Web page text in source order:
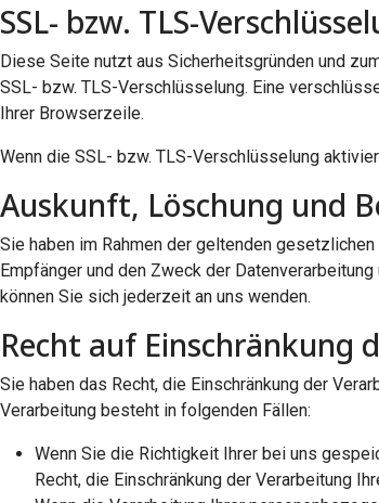
SSL- bzw. TLS-
Diese Seite nutzt aus Sicherheitsgründen und
SSL- bzw. TLS-Verschlüsselung. Eine
Ihrer Browserzeile.
Wenn die SSL- bzw. TLS-Verschlüsselung
Auskunft, Löschung und
Sie haben im Rahmen der geltenden
Empfänger und den Zweck der
können Sie sich jederzeit an uns wenden.
Recht auf Einschränkung
Sie haben das Recht, die Einschränkung der
Verarbeitung besteht in folgenden Fällen:
Wenn Sie die Richtigkeit Ihrer bei uns
Recht, die Einschränkung der Verarbeitung